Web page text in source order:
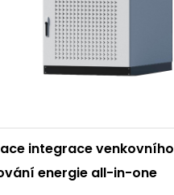
integrace venkovního
energie all-in-one